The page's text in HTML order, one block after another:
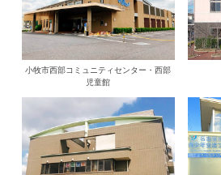
小牧市西部コミュニティセンター・西部
児童館